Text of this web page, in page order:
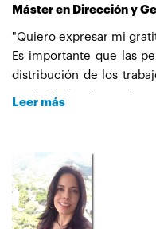
Máster en Dirección y
"Quiero expresar mi
Es importante que las
distribución de los
modalidades de ayuda
Hoy en día las aplico
Finalmente un
dentro del desarrollo del
Hoy me encuentro muy
Leer más